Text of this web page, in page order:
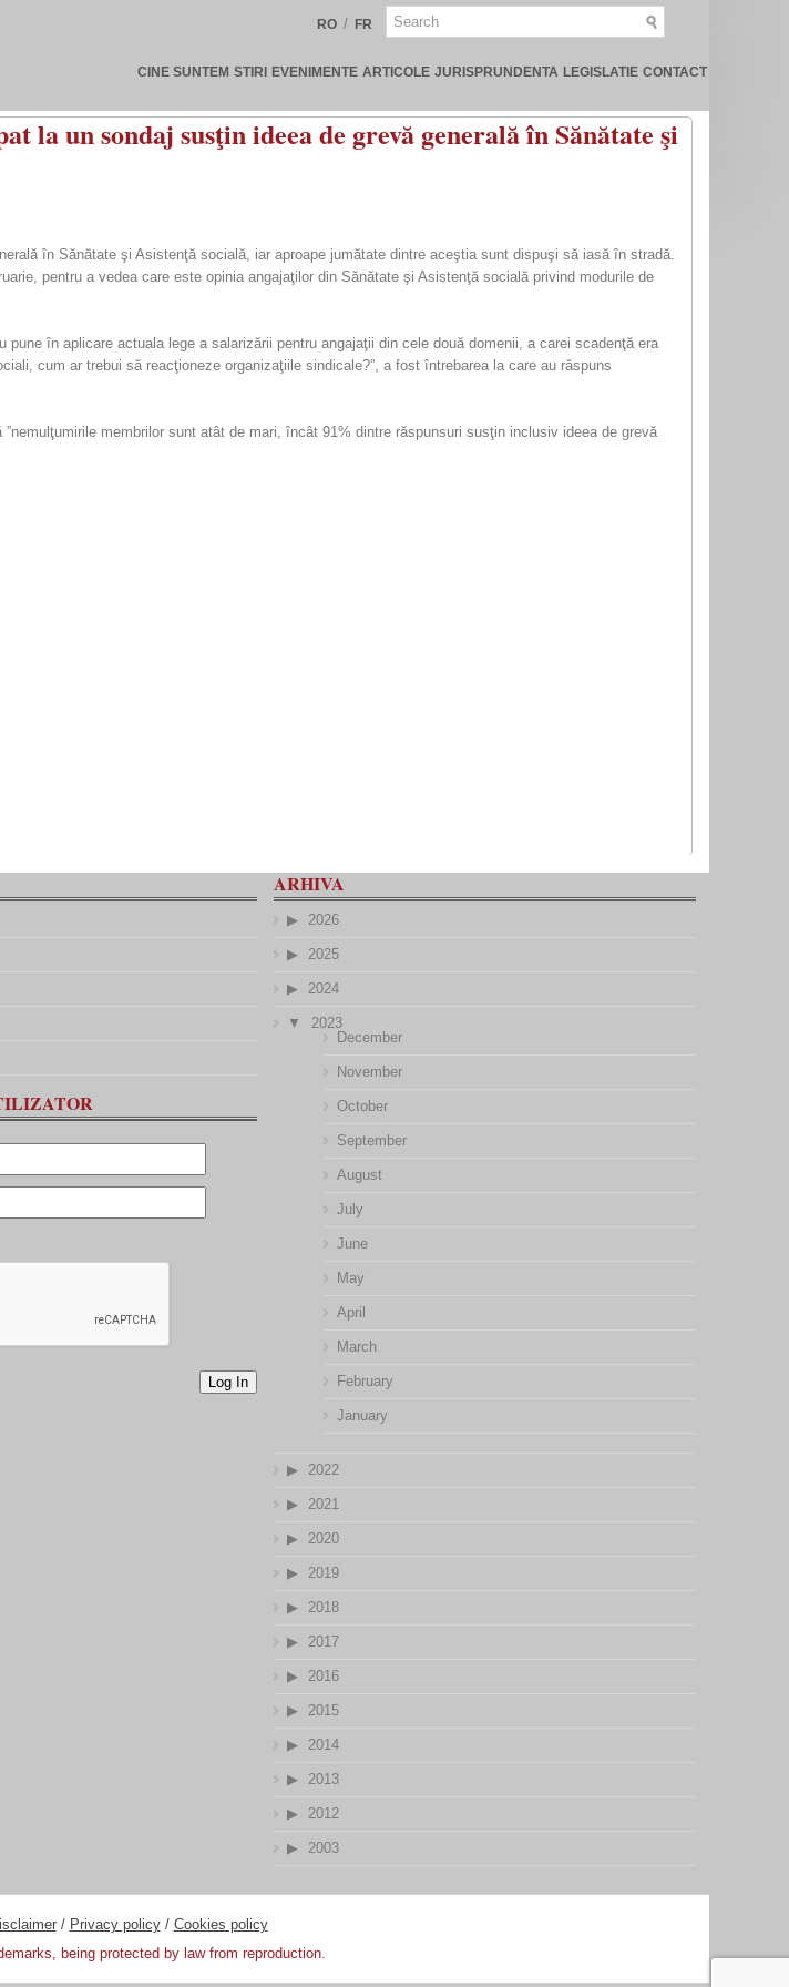
RO / FR
CINE SUNTEM STIRI EVENIMENTE ARTICOLE JURISPRUNDENTA LEGISLATIE CONTACT
la un sondaj susţin ideea de grevă generală în Sănătate şi
în Sănătate şi Asistenţă socială, iar aproape jumătate dintre aceştia sunt dispuşi să iasă în stradă.
pentru a vedea care este opinia angajaţilor din Sănătate şi Asistenţă socială privind modurile de
în aplicare actuala lege a salarizării pentru angajaţii din cele două domenii, a carei scadenţă era
cum ar trebui să reacţioneze organizaţiile sindicale?”, a fost întrebarea la care au răspuns
membrilor sunt atât de mari, încât 91% dintre răspunsuri susţin inclusiv ideea de grevă
Log In
ARHIVA
2026
2025
2024
2023
December
November
October
September
August
July
June
May
April
March
February
January
2022
2021
2020
2019
2018
2017
2016
2015
2014
2013
2012
2003
/ Privacy policy/ Cookies policy
being protected by law from reproduction.